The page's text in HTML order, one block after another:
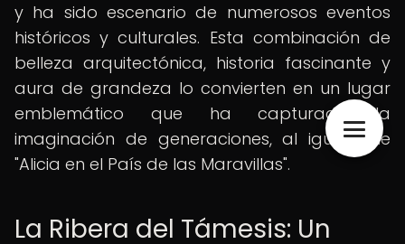
y ha sido escenario de numerosos eventos
históricos y culturales. Esta combinación de
belleza arquitectónica, historia fascinante y
aura de grandeza lo convierten en un lugar
emblemático que ha capturado la
imaginación de generaciones, al igual que
"Alicia en el País de las Maravillas".
La Ribera del Támesis: Un